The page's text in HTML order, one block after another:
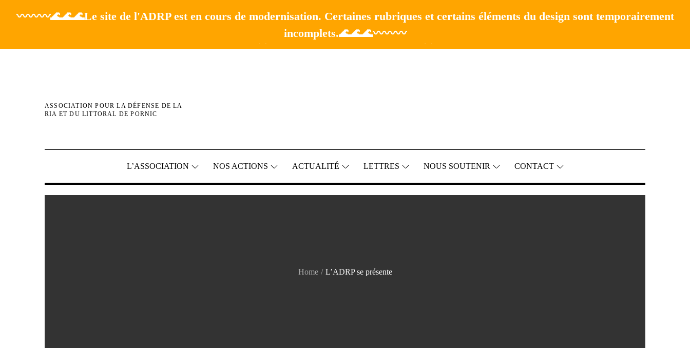
〰️〰️〰️🌊🌊🌊Le site de l'ADRP est en cours de modernisation. Certaines rubriques et certains éléments du design sont temporairement
incomplets.🌊🌊🌊〰️〰️〰️
🚧 Merci de votre compréhension.🚧
ASSOCIATION POUR LA DÉFENSE DE LA
RIA ET DU LITTORAL DE PORNIC
L’ASSOCIATION NOS ACTIONS ACTUALITÉ LETTRES NOUS SOUTENIR CONTACT
Home L’ADRP se présente